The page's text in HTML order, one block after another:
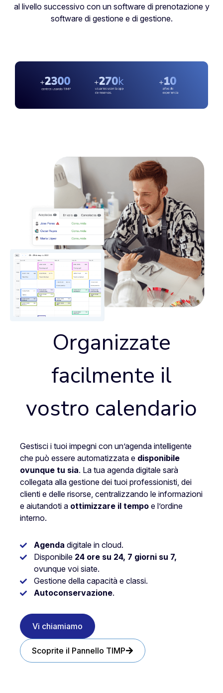
al livello successivo con un software di prenotazione y
software di gestione e di gestione.
Organizzate
facilmente il
vostro calendario
Gestisci i tuoi impegni con un’agenda intelligente
che può essere automatizzata e disponibile
ovunque tu sia. La tua agenda digitale sarà
collegata alla gestione dei tuoi professionisti, dei
clienti e delle risorse, centralizzando le informazioni
e aiutandoti a ottimizzare il tempo e l’ordine
interno.
Agenda digitale in cloud.
Disponibile 24 ore su 24, 7 giorni su 7,
ovunque voi siate.
Gestione della capacità e classi.
Autoconservazione.
Vi chiamiamo
Scoprite il Pannello TIMP